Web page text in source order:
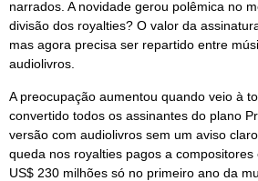
narrados. A novidade gerou polêmica no
divisão dos royalties? O valor da
mas agora precisa ser repartido entre
audiolivros.
A preocupação aumentou quando veio à
convertido todos os assinantes do plano
versão com audiolivros sem um aviso
queda nos royalties pagos a
US$ 230 milhões só no primeiro ano da